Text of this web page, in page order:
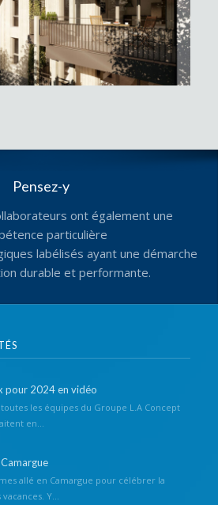
Pensez-y
ont également une
particulière
labélisés ayant une démarche
durable et performante.
pour 2024 en vidéo
toutes les équipes du Groupe L.A Concept
en...
allé en Camargue pour célébrer la
Y...